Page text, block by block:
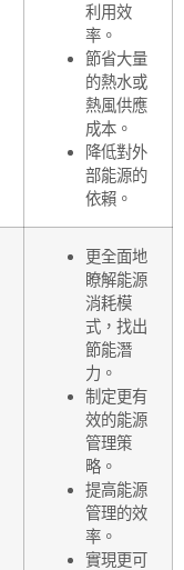
利用效
率。
節省大量
的熱水或
熱風供應
成本。
降低對外
部能源的
依賴。
更全面地
瞭解能源
消耗模
式，找出
節能潛
力。
制定更有
效的能源
管理策
略。
提高能源
管理的效
率。
實現更可